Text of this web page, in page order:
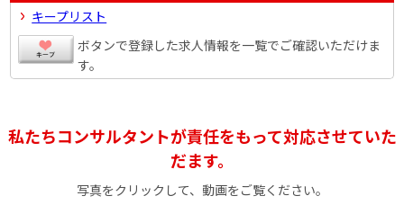
キープリスト
ボタンで登録した求人情報を一覧でご確認いただけま
す。
私たちコンサルタントが責任をもって対応させていた
だます。
写真をクリックして、動画をご覧ください。